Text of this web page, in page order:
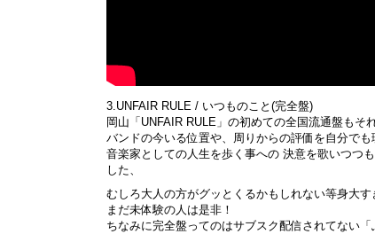
3.UNFAIR RULE / いつものこと(完全盤)
岡山「UNFAIR RULE」の初めての全国流通盤もそ
バンドの今いる位置や、周りからの評価を自分で
音楽家としての人生を歩く事への 決意を歌いつつ
した、
むしろ大人の方がグッとくるかもしれない等身大
まだ未体験の人は是非！
ちなみに完全盤ってのはサブスク配信されてない